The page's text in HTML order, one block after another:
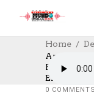
Home
Aprueban
Parque
En
DESTACADOS
AUTHOR:
0 COMMENTS